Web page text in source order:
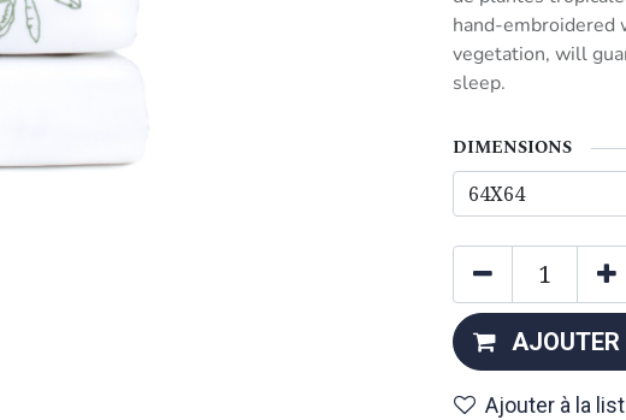
hand-
vegetation, will
sleep.
DIMENSIONS
AJOUTER
Ajouter à la